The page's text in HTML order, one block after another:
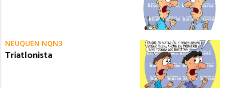
NEUQUÉN NQN3
Triatlonista